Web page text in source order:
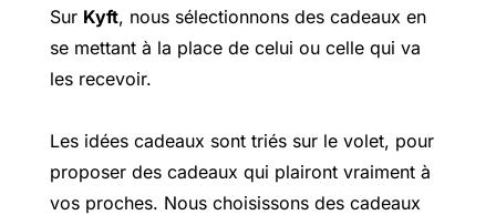
Sur Kyft, nous sélectionnons des cadeaux en
se mettant à la place de celui ou celle qui va
les recevoir.
Les idées cadeaux sont triés sur le volet, pour
proposer des cadeaux qui plairont vraiment à
vos proches. Nous choisissons des cadeaux